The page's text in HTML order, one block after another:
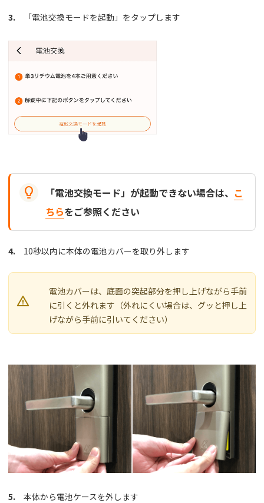
3. 「電池交換モードを起動」をタップします
 「電池交換モード」が起動できない場合は、 こ
ちらをご参照ください
4. 10秒以内に本体の電池カバーを取り外します

電池カバーは、底面の突起部分を押し上げながら手前
に引くと外れます（外れにくい場合は、グッと押し上
げながら手前に引いてください）
5. 本体から電池ケースを外します